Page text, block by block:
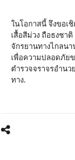
ในโอกาสนี้ จึงขอเ
เสื้อสีม่วง ถือธงชา
จักรยานทางไกลน
เพื่อความปลอดภัย
ตำรวจจราจรอำน
ทาง.